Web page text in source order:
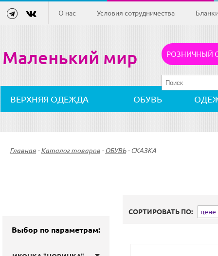
О нас Условия сотрудничества
Маленький мир РОЗНИЧНЫЙ
ВЕРХНЯЯ ОДЕЖДА ОБУВЬ
Главная - Каталог товаров - ОБУВЬ - СКАЗКА
Выбор по параметрам:
СОРТИРОВАТЬ ПО: цене